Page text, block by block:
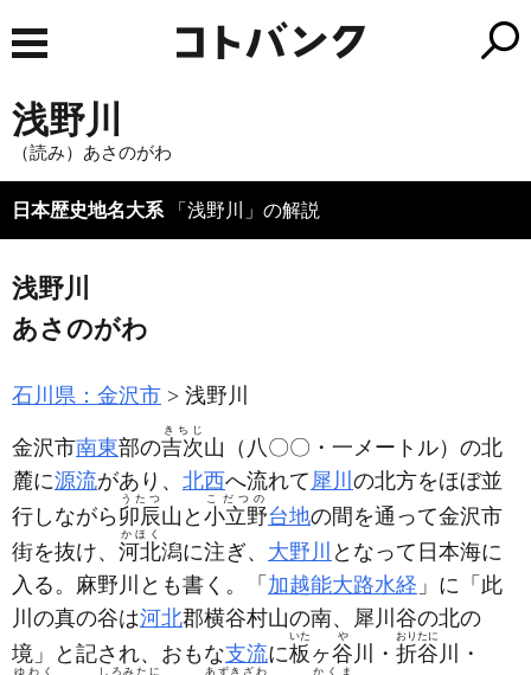
浅野川
（読み）あさのがわ
日本歴史地名大系 「浅野川」の解説
浅野川
あさのがわ
石川県：金沢市 浅野川
金沢市南東部の吉次
きちじ
山 （八〇〇・一メートル） の北
麓に源流があり、 北西へ流れて 犀川 の北方をほぼ並
行しながら 卯辰
うたつ
山と 小立野
こだつの
台地の間を通って金沢市
街を抜け、 河北
かほく
潟に注ぎ、 大野川 となって日本海に
入る。麻野川とも書く。「 加越能大路水経 」に「此
川の真の谷は河北郡横谷村山の南、犀川谷の北の
境」と記され、おもな支流に板
いた
ヶ谷
や
川・ 折谷
おりたに
川・
ゆわく しろみたに あずきざわ かくま